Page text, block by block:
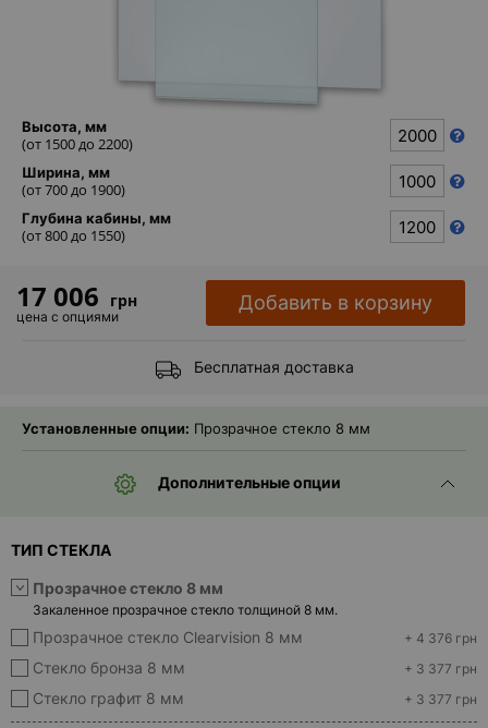
Шкафчики
Душевые
кабины
Зеркала
Reflex
В
наличии
Высота, мм
(от 1500до 2200)
Ширина, мм
(от700до 1900)
Глубина кабины, мм
(от800до 1550)
17 006 грн
цена с опциями
Добавить в корзину
Бесплатная доставка
Установленные опции: Прозрачное стекло 8 мм
Дополнительные опции
ТИП СТЕКЛА
Прозрачное стекло 8 мм
Закаленное прозрачное стекло толщиной 8 мм.
Прозрачное стекло Clearvision 8 мм + 4 376 грн
Стекло бронза 8 мм + 3 377 грн
Стекло графит 8 мм + 3 377 грн